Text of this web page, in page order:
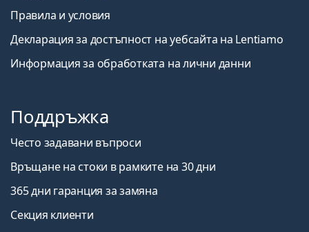
Правила и условия
Декларация за достъпност на уебсайта на Lentiamo
Информация за обработката на лични данни
Поддръжка
Често задавани въпроси
Връщане на стоки в рамките на 30 дни
365 дни гаранция за замяна
Секция клиенти